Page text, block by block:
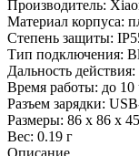
Производитель:
Материал корпуса:
Степень защиты:
Тип подключения:
Дальность
Время работы: до 10
Разъем зарядки:
Размеры: 86 х 86 х
Вес: 0.19 г
Описание